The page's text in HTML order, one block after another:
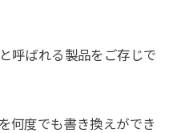
と呼ばれる製品をご存じで
何度でも書き換えができ